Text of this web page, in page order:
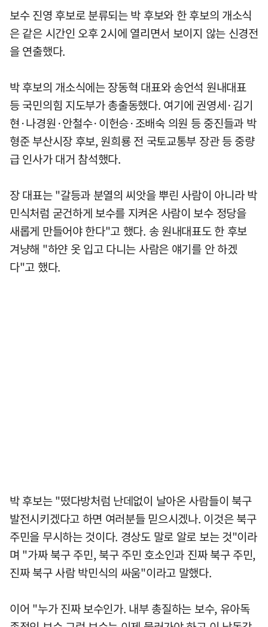
보수 진영 후보로 분류되는 박 후보와 한 후보의 개소식
은 같은 시간인 오후 2시에 열리면서 보이지 않는 신경전
을 연출했다.
박 후보의 개소식에는 장동혁 대표와 송언석 원내대표
등 국민의힘 지도부가 총출동했다. 여기에 권영세·김기
현·나경원·안철수·이헌승·조배숙 의원 등 중진들과 박
형준 부산시장 후보, 원희룡 전 국토교통부 장관 등 중량
급 인사가 대거 참석했다.
장 대표는 "갈등과 분열의 씨앗을 뿌린 사람이 아니라 박
민식처럼 굳건하게 보수를 지켜온 사람이 보수 정당을
새롭게 만들어야 한다"고 했다. 송 원내대표도 한 후보
겨냥해 "하얀 옷 입고 다니는 사람은 얘기를 안 하겠
다"고 했다.
박 후보는 "떴다방처럼 난데없이 날아온 사람들이 북구
발전시키겠다고 하면 여러분들 믿으시겠나. 이것은 북구
주민을 무시하는 것이다. 경상도 말로 알로 보는 것"이라
며 "가짜 북구 주민, 북구 주민 호소인과 진짜 북구 주민,
진짜 북구 사람 박민식의 싸움"이라고 말했다.
이어 "누가 진짜 보수인가. 내부 총질하는 보수, 유아독